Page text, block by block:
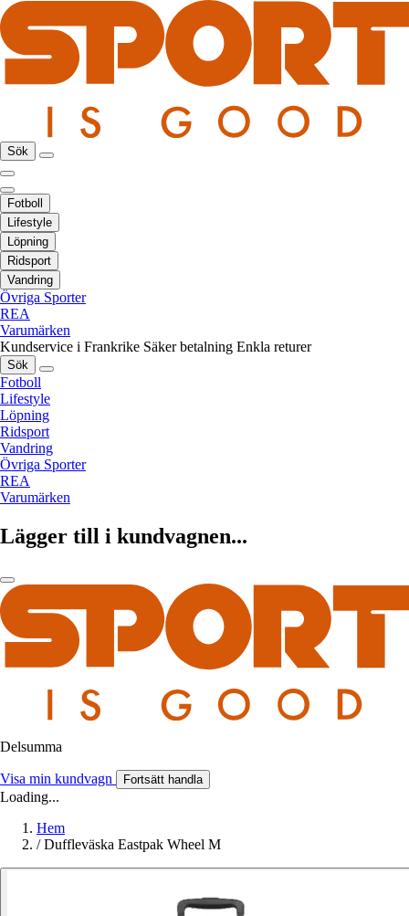
Sök
Fotboll
Lifestyle
Löpning
Ridsport
Vandring
Övriga Sporter
REA
Varumärken
Kundservice i Frankrike Säker betalning Enkla returer
Sök
Fotboll
Lifestyle
Löpning
Ridsport
Vandring
Övriga Sporter
REA
Varumärken
Lägger till i kundvagnen...
Delsumma
Visa min kundvagn Fortsätt handla
Loading...
Hem
/ Duffleväska Eastpak Wheel M